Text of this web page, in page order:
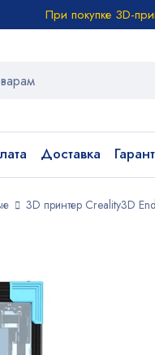
При покупке 3D-
Доставка
3D принтер Creality3D